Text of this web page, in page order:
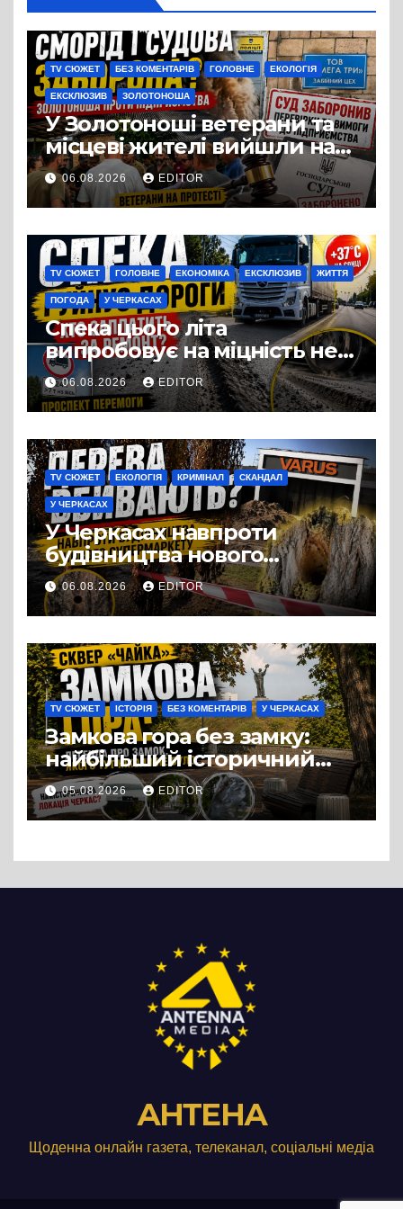
TV СЮЖЕТ БЕЗ КОМЕНТАРІВ ГОЛОВНЕ ЕКОЛОГІЯ
ЕКСКЛЮЗИВ ЗОЛОТОНОША
У Золотоноші ветерани та
місцеві жителі вийшли на
протест до стін
підприємства ТОВ «Омега
Три», що займається
виробництвом м’яса птиці
06.08.2026 EDITOR
TV СЮЖЕТ ГОЛОВНЕ ЕКОНОМІКА ЕКСКЛЮЗИВ ЖИТТЯ
ПОГОДА У ЧЕРКАСАХ
Спека цього літа
випробовує на міцність не
лише людей, а й дороги
Черкас
06.08.2026 EDITOR
TV СЮЖЕТ ЕКОЛОГІЯ КРИМІНАЛ СКАНДАЛ
У ЧЕРКАСАХ
У Черкасах навпроти
будівництва нового
супермаркету VARUS на
проспекті Перемоги всохли
дерева. І це навряд чи
можна назвати
випадковістю
06.08.2026 EDITOR
TV СЮЖЕТ ІСТОРІЯ БЕЗ КОМЕНТАРІВ У ЧЕРКАСАХ
Замкова гора без замку:
найбільший історичний
міф Черкас
05.08.2026 EDITOR
АНТЕНА
Щоденна онлайн газета, телеканал, соціальні медіа